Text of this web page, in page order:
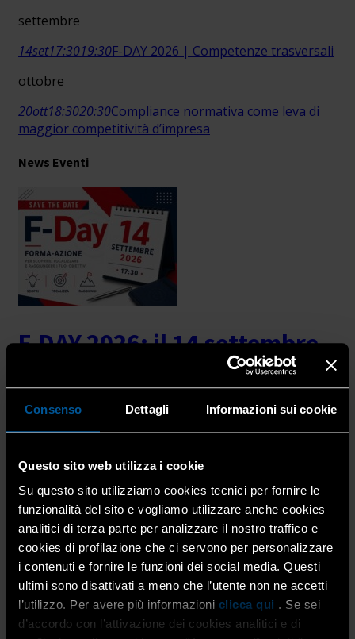
Consenso Dettagli Informazioni sui cookie
Questo sito web utilizza i cookie
Su questo sito utilizziamo cookies tecnici per fornire le
funzionalità del sito e vogliamo utilizzare anche cookies
analitici di terza parte per analizzare il nostro traffico e
cookies di profilazione che ci servono per personalizzare
i contenuti e fornire le funzioni dei social media. Questi
ultimi sono disattivati a meno che l’utente non ne accetti
l’utilizzo. Per avere più informazioni clicca qui . Se sei
d’accordo con l’attivazione dei cookies analitici e di
settembre
14set17:3019:30F-DAY 2026 | Competenze trasversali
ottobre
20ott18:3020:30Compliance normativa come leva di
maggior competitività d’impresa
News Eventi
F-DAY 2026: il 14 settembre
torna l’Open Day della
formazione. Partecipa al
sondaggio e scegli
l’argomento
29 Luglio 2026Corsi,Eventi, Home,Lobby e
rappresentanza,Tutti i mestieri
La preparazione tecnica resta indispensabile, ma
oggi, per mandare avanti un’impresa artigiana, non
basta saper fare bene il proprio mestiere. Ogni
giorno devi organizzare il lavoro, gestire
collaboratori e […]